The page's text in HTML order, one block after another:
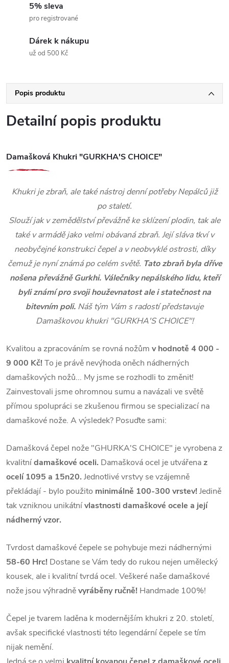
5% sleva
pro registrované
Dárek k nákupu
už od 500 Kč
Popis produktu
Detailní popis produktu
Damašková Khukri "GURKHA'S CHOICE"
Khukri je zbraň, ale také nástroj denní potřeby Nepálců již
po staletí.
Slouží jak v zemědělství převážně ke sklízení plodin, tak ale
také v armádě jako velmi obávaná zbraň. Její sláva tkví v
neobyčejné konstrukci čepel a v neobvyklé ostrosti, díky
čemuž je nyní známá po celém světě. Tato zbraň byla dříve
nošena převážně Gurkhi. Válečníky nepálského lidu, kteří
byli známí pro svoji houževnatost ale i statečnost na
bitevním poli. Náš tým Vám s radostí představuje
Damaškovou khukri "GURKHA'S CHOICE"!
Kvalitou a zpracováním se rovná nožům v hodnotě 4 000 -
9 000 Kč!To je právě nevýhoda oněch nádherných
damaškových nožů... My jsme se rozhodli to změnit!
Zainvestovali jsme ohromnou sumu a navázali ve světě
přímou spolupráci se zkušenou firmou se specializací na
damaškové nože. A výsledek? Posuďte sami:
Damašková čepel nože "GHURKA'S CHOICE" je vyrobena z
kvalitnídamaškové oceli. Damašková ocel je utvářenaz
ocelí 1095 a 15n20. Jednotlivé vrstvy se vzájemně
překládají - bylo použito minimálně 100-300 vrstev!Jedině
tak vzniknou unikátnívlastnosti damaškové ocele a její
nádherný vzor.
Tvrdost damaškové čepele se pohybuje mezi nádhernými
58-60 Hrc! Dostane se Vám tedy do rukou nejen umělecký
kousek, ale i kvalitní tvrdá ocel. Veškeré naše damaškové
nože jsou výhradněvyráběny ručně! Handmade 100%!
Čepel je tvarem laděna k modernějším khukri z 20. století,
avšak specifické vlastnosti této legendární čepele se tím
nijak nemění.